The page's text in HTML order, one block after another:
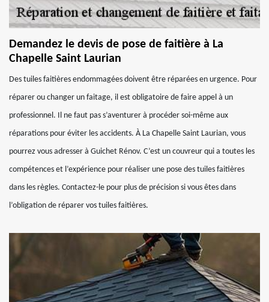
Demandez le devis de pose de faitière à La
Chapelle Saint Laurian
Des tuiles faitières endommagées doivent être réparées en urgence. Pour
réparer ou changer un faitage, il est obligatoire de faire appel à un
professionnel. Il ne faut pas s’aventurer à procéder soi-même aux
réparations pour éviter les accidents. À La Chapelle Saint Laurian, vous
pourrez vous adresser à Guichet Rénov. C’est un couvreur qui a toutes les
compétences et l’expérience pour réaliser une pose des tuiles faitières
dans les règles. Contactez-le pour plus de précision si vous êtes dans
l’obligation de réparer vos tuiles faitières.